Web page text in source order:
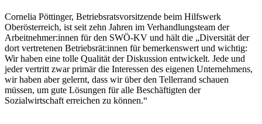
Cornelia Pöttinger, Betriebsratsvorsitzende beim Hilfswerk
Oberösterreich, ist seit zehn Jahren im Verhandlungsteam der
Arbeitnehmer:innen für den SWÖ-KV und hält die „Diversität der
dort vertretenen Betriebsrät:innen für bemerkenswert und wichtig:
Wir haben eine tolle Qualität der Diskussion entwickelt. Jede und
jeder vertritt zwar primär die Interessen des eigenen Unternehmens,
wir haben aber gelernt, dass wir über den Tellerrand schauen
müssen, um gute Lösungen für alle Beschäftigten der
Sozialwirtschaft erreichen zu können.“